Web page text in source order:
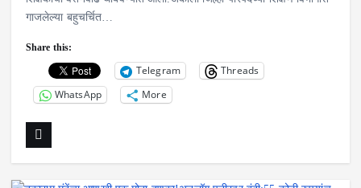
गाजलेल्या बहुचर्चित…
Share this:
Telegram
Threads
WhatsApp
More